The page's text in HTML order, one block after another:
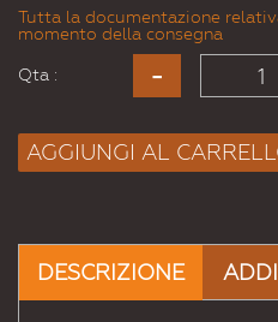
Tutta la documentazione
momento della consegna
Qta :
AGGIUNGI AL
DESCRIZIONE